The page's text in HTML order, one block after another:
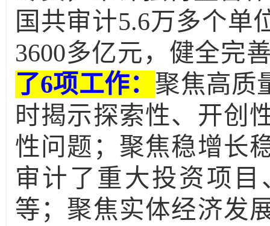
国共审计5.6万多个单
3600多亿元，健全完
了6项工作： 聚焦高质
时揭示探索性、开创
性问题；聚焦稳增长
审计了重大投资项
等；聚焦实体经济发